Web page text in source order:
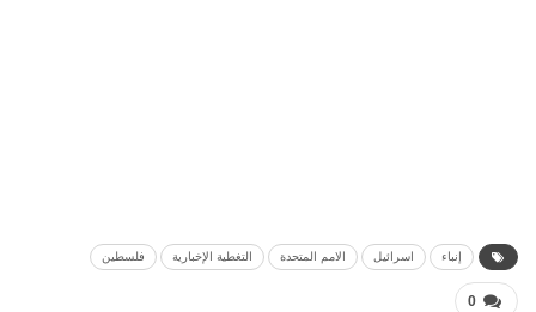
إنباء اسرائيل الامم المتحدة التغطية الإخبارية فلسطين
0